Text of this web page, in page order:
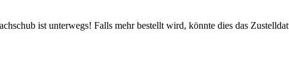
ist unterwegs! Falls mehr bestellt wird, könnte dies das